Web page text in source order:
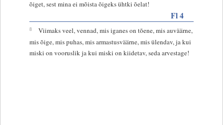
õiget, sest mina ei mõista õigeks ühtki õelat!
Fl 4
8
Viimaks veel, vennad, mis iganes on tõene, mis auväärne,
mis õige, mis puhas, mis armastusväärne, mis ülendav, ja kui
miski on vooruslik ja kui miski on kiidetav, seda arvestage!